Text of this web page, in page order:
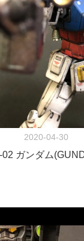
2020-04-30
ガンダム